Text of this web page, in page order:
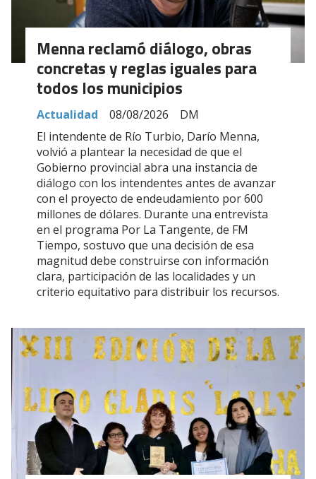
Menna reclamó diálogo, obras
concretas y reglas iguales para
todos los municipios
DM
Actualidad
08/08/2026
El intendente de Río Turbio, Darío Menna,
volvió a plantear la necesidad de que el
Gobierno provincial abra una instancia de
diálogo con los intendentes antes de avanzar
con el proyecto de endeudamiento por 600
millones de dólares. Durante una entrevista
en el programa Por La Tangente, de FM
Tiempo, sostuvo que una decisión de esa
magnitud debe construirse con información
clara, participación de las localidades y un
criterio equitativo para distribuir los recursos.